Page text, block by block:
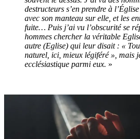
destructeurs s’en prendre à
avec son manteau sur elle, et les
fuite… Puis j’ai vu l’obscurité se
hommes chercher la véritable
autre (Eglise) qui leur disait : «
naturel, ici, mieux légiféré », mais
ecclésiastique parmi eux. »